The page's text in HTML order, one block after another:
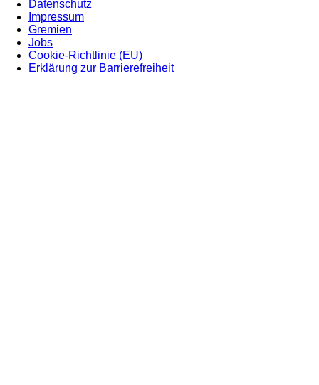
Datenschutz
Impressum
Gremien
Jobs
Cookie-Richtlinie (EU)
Erklärung zur Barrierefreiheit